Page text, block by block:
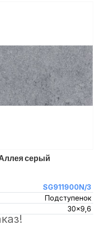
серый
SG911900N/3
Подступенок
30x9,6